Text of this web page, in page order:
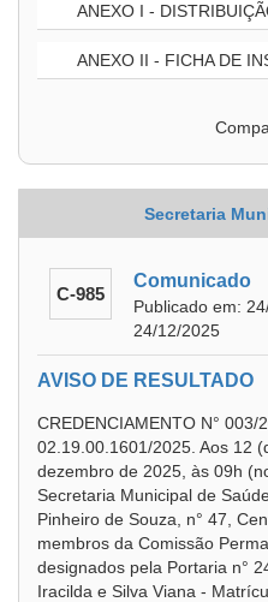
ANEXO I -
ANEXO II - FICHA DE
Secretaria
C-985
Comunicado
Publicado em:
24/12/2025
AVISO DE RESULTADO
CREDENCIAMENTO N° 003/
02.19.00.1601/2025. Aos 12
dezembro de 2025, às 09h
Secretaria Municipal de
Pinheiro de Souza, n° 47,
membros da Comissão
designados pela Portaria n°
Iracilda e Silva Viana -